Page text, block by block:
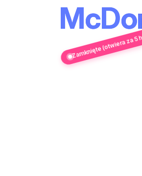
Zamknięte (otwiera za